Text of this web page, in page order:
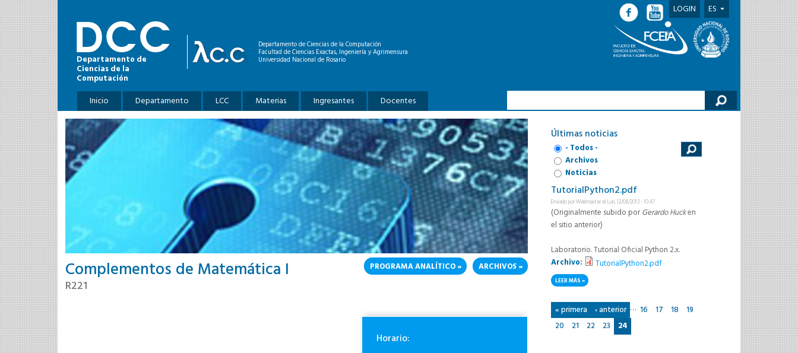
Pasar al contenido principal
Departamento de
Ciencias de la
Computación
Departamento de Ciencias de la Computación
Facultad de Ciencias Exactas, Ingeniería y Agrimensura
Universidad Nacional de Rosario
Menú principal
Inicio Departamento LCC Materias Ingresantes Docentes
LOGIN ES
Complementos de Matemática I
R221
ARCHIVOS
PROGRAMA ANALÍTICO
Horario:
Últimas noticias
- Todos -
Archivos
Noticias
TutorialPython2.pdf
Enviado porWebmasterel Lun, 12/08/2013 - 10:47
(Originalmente subido porGerardo Hucken
el sitio anterior)
Laboratorio. Tutorial Oficial Python 2.x.
Archivo:
TutorialPython2.pdf
LEER MÁS SOBRE TUTORIALPYTHON2.PDF
Páginas
« primera ‹ anterior … 16 17 18
19
20
21 22 23 24